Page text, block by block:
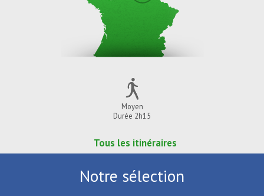
Moyen
Durée 2h15
Tous les itinéraires
Notre sélection